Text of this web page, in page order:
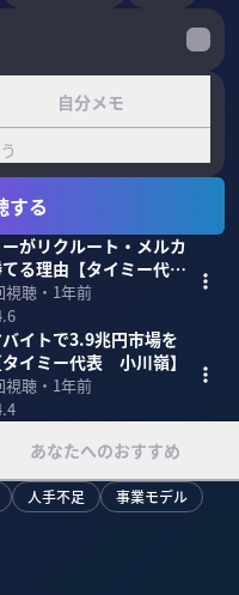
自分メモ
する
がリクルート・メルカ
る理由【タイミー代
嶺】
視聴・ 1年前
イトで3.9兆円市場を
イミー代表 小川嶺】
視聴・ 1年前
あなたへのおすすめ
人手不足 事業モデル